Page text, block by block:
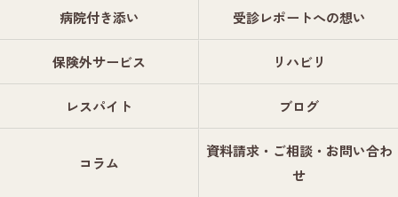
病院付き添い 受診レポートへの想い
保険外サービス リハビリ
レスパイト ブログ
コラム
資料請求・ご相談・お問い合わ
せ